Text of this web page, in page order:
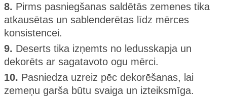
8. Pirms pasniegšanas saldētās zemenes tika
atkausētas un sablenderētas līdz mērces
konsistencei.
9. Deserts tika izņemts no ledusskapja un
dekorēts ar sagatavoto ogu mērci.
10. Pasniedza uzreiz pēc dekorēšanas, lai
zemeņu garša būtu svaiga un izteiksmīga.